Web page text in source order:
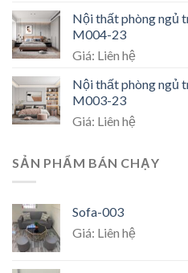
Nội thất phòng ngủ
M004-23
Giá: Liên hệ
Nội thất phòng ngủ
M003-23
Giá: Liên hệ
SẢN PHẨM BÁN CHẠY
Sofa-003
Giá: Liên hệ